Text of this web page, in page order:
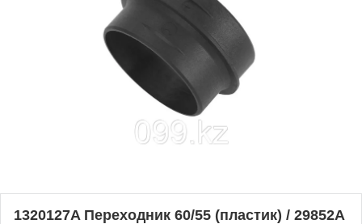
1320127A Переходник 60/55 (пластик) / 29852A